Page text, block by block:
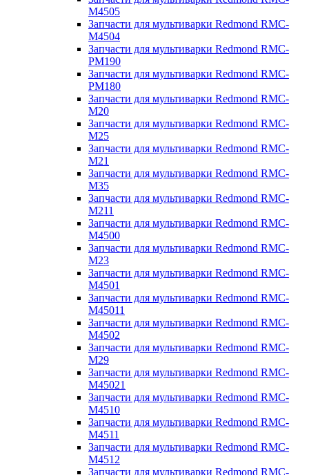
M4505
Запчасти для мультиварки Redmond RMC-
M4504
Запчасти для мультиварки Redmond RMC-
PM190
Запчасти для мультиварки Redmond RMC-
PM180
Запчасти для мультиварки Redmond RMC-
M20
Запчасти для мультиварки Redmond RMC-
M25
Запчасти для мультиварки Redmond RMC-
M21
Запчасти для мультиварки Redmond RMC-
M35
Запчасти для мультиварки Redmond RMC-
M211
Запчасти для мультиварки Redmond RMC-
M4500
Запчасти для мультиварки Redmond RMC-
M23
Запчасти для мультиварки Redmond RMC-
M4501
Запчасти для мультиварки Redmond RMC-
M45011
Запчасти для мультиварки Redmond RMC-
M4502
Запчасти для мультиварки Redmond RMC-
M29
Запчасти для мультиварки Redmond RMC-
M45021
Запчасти для мультиварки Redmond RMC-
M4510
Запчасти для мультиварки Redmond RMC-
M4511
Запчасти для мультиварки Redmond RMC-
M4512
Запчасти для мультиварки Redmond RMC-